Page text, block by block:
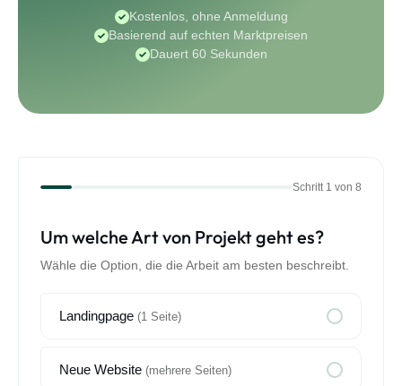
Kostenlos, ohne Anmeldung
Basierend auf echten Marktpreisen
Dauert 60 Sekunden
Schritt 1 von 8
Um welche Art von Projekt geht es?
Wähle die Option, die die Arbeit am besten beschreibt.
Landingpage (1 Seite)
Neue Website (mehrere Seiten)